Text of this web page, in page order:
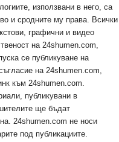
използвани в него, са
и сродните му права. Всички
графични и видео
на 24shumen.com,
се публикуване на
на 24shumen.com,
към 24shumen.com.
публикувани в
ще бъдат
24shumen.com не носи
под публикациите.